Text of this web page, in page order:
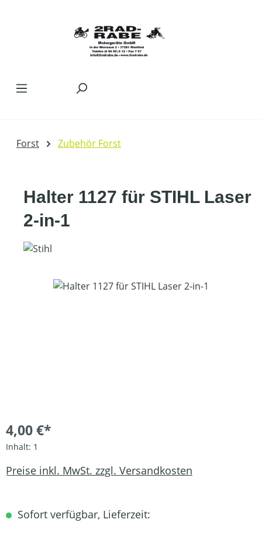
Forst Zubehör Forst
Halter 1127 für STIHL Laser
2-in-1
Bildergalerie überspringen
4,00 €*
Inhalt: 1
Preise inkl. MwSt. zzgl. Versandkosten
Sofort verfügbar, Lieferzeit: